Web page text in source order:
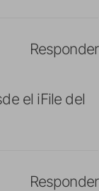
el iFile del
Responder
Responder